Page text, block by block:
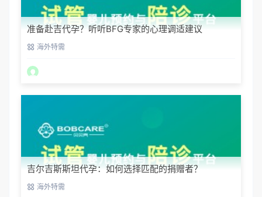
准备赴吉代孕？听听BFG专家的心理调适建议
海外特需
吉尔吉斯斯坦代孕：如何选择匹配的捐赠者？
海外特需